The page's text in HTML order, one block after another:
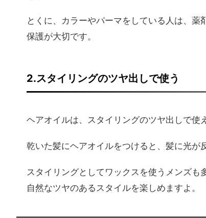
とくに、カラーやパーマをしている人は、
保護が大切です。
2.スタイリングのツヤ出しで使う
ヘアオイルは、スタイリングのツヤ出しで使
乾いた髪にヘアオイルをつけると、髪に光が
スタイリングとしてワックスを使うメンズ
自然なツヤのあるスタイルを楽しめますよ。